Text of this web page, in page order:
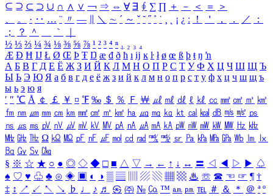
⊆ ⊇ ⊂ ⊃ ∪ ∩ ∧ ∨ ￢ ⇒ ⇔ ∀ ∃ ∮ ∑ ∏ ＋ － ＜ ＝
＞
、
。 · ‥ … ¨ 〃 ― ＼ ∼ ´ ～ ˇ ˘ ˝ ˚ ˙ ¸ ¡ ¿ ː ！ ＇ ， ． ／
：
；
？ ＾ ｀
½ ⅓ ⅔ ¼ ¾ ⅛ ⅜ ⅝ ⅞ ¹ ² ³ ⁴ ⁿ ₁ ₂ ₃ ₄
Æ Ð Ħ Ĳ Ł Ø Œ Þ Ŧ Ŋ æ đ ð ħ ı ĳ ĸ ŀ ł ø œ ß þ ŧ ŋ ŉ
А Б В Г Д Е Ё Ж З И Й К Л М Н О П Р С Т У Ф Х Ц Ч Ш Щ Ъ
Ы Ь Э Ю Я а б в г д е ё ж з и й к л м н о п р с т у ф х ц ч ш щ ъ
ы ь э ю я
′ ″ ℃ Å ￠ ￡ ￥ ¤ ℉ ‰ ＄ ％ Ｆ ￦ ㎕ ㎖ ㎗ ℓ ㎘ ㏄ ㎣ ㎤ ㎥ ㎦
㎙ ㎚ ㎛ ㎜ ㎝ ㎞ ㎟ ㎠ ㎡ ㎢ ㏊ ㎍ ㎎ ㎏ ㏏ ㎈ ㎉ ㏈ ㎧ ㎨ ㎰
㎱ ㎲ ㎳ ㎴ ㎵ ㎶ ㎷ ㎸ ㎹ ㎀ ㎁ ㎂ ㎃ ㎄ ㎺ ㎻ ㎽ ㎾ ㎿ ㎐ ㎑
㎒ ㎓ ㎔ Ω ㏀ ㏁ ㎊ ㎋ ㎌ ㏖ ㏅ ㎭ ㎮ ㎯ ㏛ ㎩ ㎪ ㎫ ㎬ ㏝ ㏐
㏓
㏃ ㏉ ㏜ ㏆
§ ※ ☆ ★ ○ ● ◎ ◇ ◆ □ ■ △ ▽ → ← ↑ ↓ ↔ 〓 ◁ ◀ ▷ ▶ ♤
♠ ♡ ♥ ♧ ♣ ⊙ ◈ ▣ ◐ ◑ ▒ ▤ ▨ ▧ ▦ ▩ ♨ ☏ ☎ ☜ ☞ ¶ †
‡ ↕ ↗ ↙ ↖ ↘ ♭ ♩ ♪ ♬ ㉿ ㈜ № ㏇ ™ ㏂ ㏘ ℡ ＃ ＆ ＊ ＠ ª º